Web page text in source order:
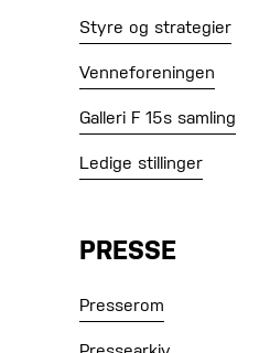
Styre og strategier
Venneforeningen
Galleri F 15s samling
Ledige stillinger
PRESSE
Presserom